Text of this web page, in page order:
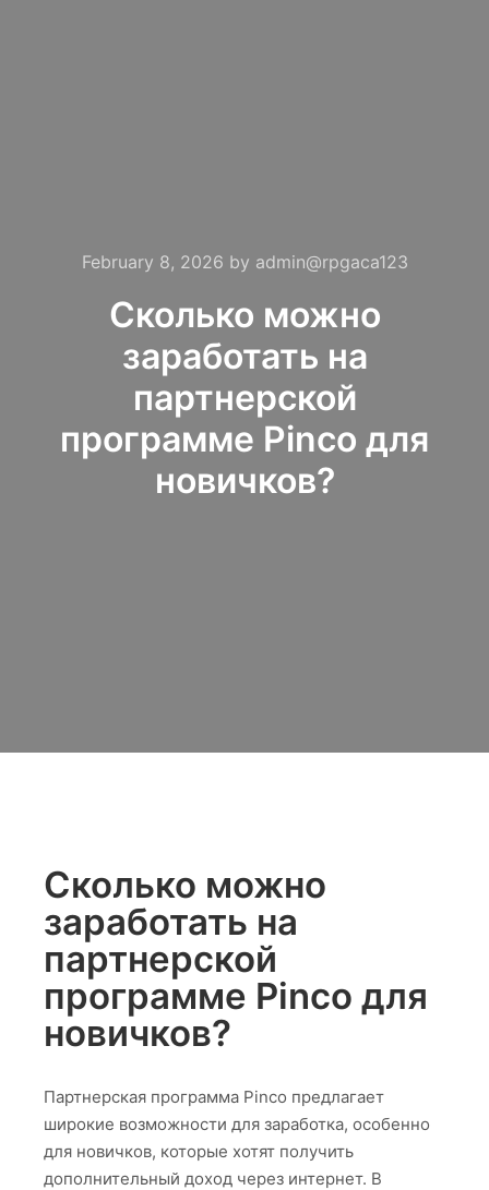
February 8, 2026 by admin@rpgaca123
Сколько можно
заработать на
партнерской
программе Pinco для
новичков?
Сколько можно
заработать на
партнерской
программе Pinco для
новичков?
Партнерская программа Pinco предлагает
широкие возможности для заработка, особенно
для новичков, которые хотят получить
дополнительный доход через интернет. В